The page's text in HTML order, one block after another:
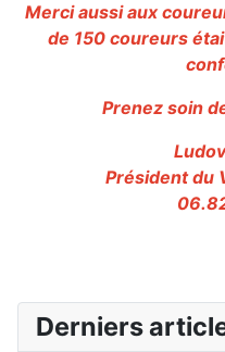
Merci aussi aux
de 150 coureurs
Prenez soin
Président du
Derniers